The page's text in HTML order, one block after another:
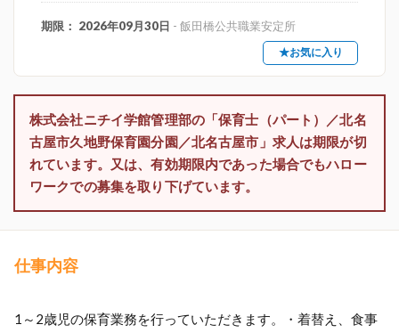
期限： 2026年09月30日 - 飯田橋公共職業安定所
★お気に入り
株式会社ニチイ学館管理部の「保育士（パート）／北名
古屋市久地野保育園分園／北名古屋市」求人は期限が切
れています。又は、有効期限内であった場合でもハロー
ワークでの募集を取り下げています。
仕事内容
1～2歳児の保育業務を行っていただきます。・着替え、食事